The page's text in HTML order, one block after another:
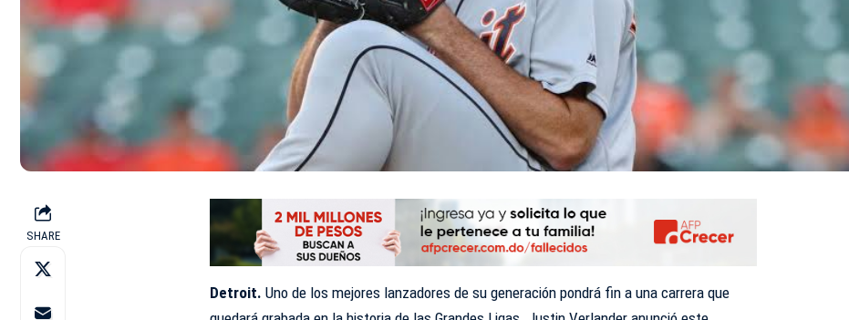
SHARE
Detroit. Uno de los mejores lanzadores de su generación pondrá fin a una carrera que